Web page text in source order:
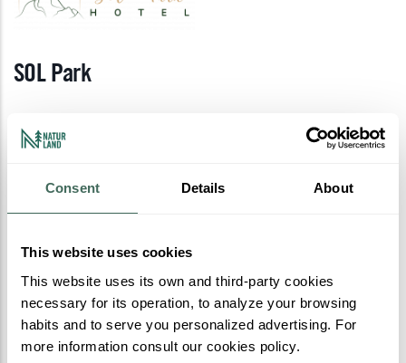
Consent Details About
This website uses cookies
This website uses its own and third-party cookies
necessary for its operation, to analyze your browsing
habits and to serve you personalized advertising. For
more information consult our cookies policy.
SOL Park
Situación perfecta
Panorámicas a los valles de los alrededores. El Hotel Sol-Park
alberga varias zonas comunes, como un bar cafetería, una
sala de TV y una terraza ajardinada con vistas fantásticas a la
montaña.